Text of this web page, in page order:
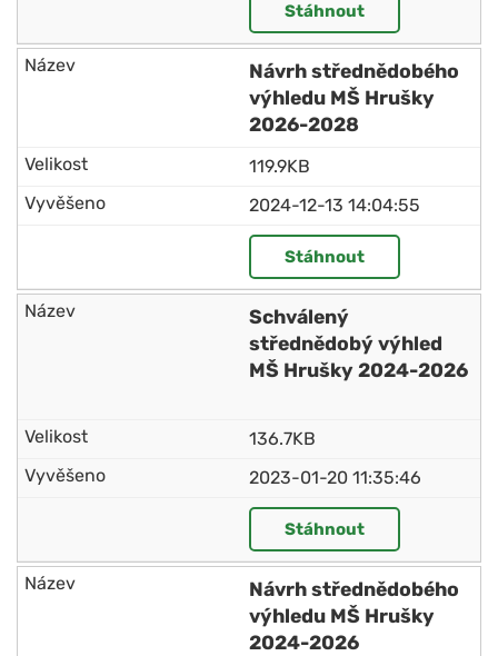
Stáhnout
Návrh střednědobého
výhledu MŠ Hrušky
2026-2028
119.9KB
2024-12-13 14:04:55
Stáhnout
Schválený
střednědobý výhled
MŠ Hrušky 2024-2026
136.7KB
2023-01-20 11:35:46
Stáhnout
Návrh střednědobého
výhledu MŠ Hrušky
2024-2026